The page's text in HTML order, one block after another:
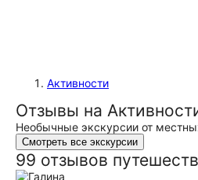
Активности
Отзывы на
Необычные экскурсии от
Смотреть все экскурсии
99 отзывов